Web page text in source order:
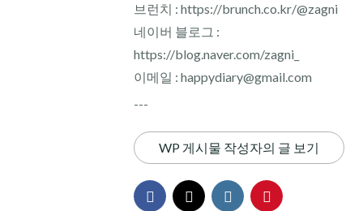
브런치 : https://brunch.co.kr/@zagni
네이버 블로그 :
https://blog.naver.com/zagni_
이메일 : happydiary@gmail.com
---
WP 게시물 작성자의 글 보기